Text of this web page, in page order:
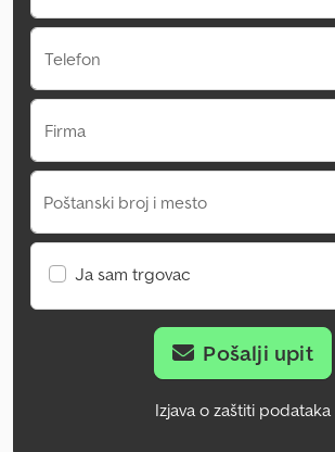
Telefon
Firma
Poštanski broj i mesto
Ja sam trgovac
Pošalji upit
Izjava o zaštiti podataka